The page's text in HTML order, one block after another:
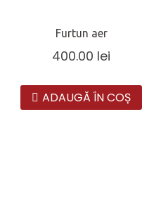
Furtun aer
400.00 lei
ADAUGĂ ÎN COȘ